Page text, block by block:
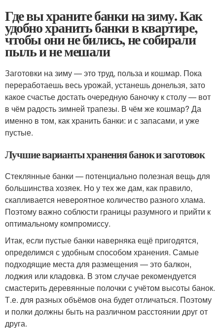
Где вы храните банки на зиму. Как
удобно хранить банки в квартире,
чтобы они не бились, не собирали
пыль и не мешали
Заготовки на зиму — это труд, польза и кошмар. Пока
переработаешь весь урожай, устанешь донельзя, зато
какое счастье достать очередную баночку к столу — вот
в чём радость зимней трапезы. В чём же кошмар? Да
именно в том, как хранить банки: и с запасами, и уже
пустые.
Лучшие варианты хранения банок и заготовок
Стеклянные банки — потенциально полезная вещь для
большинства хозяек. Но у тех же дам, как правило,
скапливается невероятное количество разного хлама.
Поэтому важно соблюсти границы разумного и прийти к
оптимальному компромиссу.
Итак, если пустые банки наверняка ещё пригодятся,
определимся с удобным способом хранения. Самые
подходящие места для размещения — это балкон,
лоджия или кладовка. В этом случае рекомендуется
смастерить деревянные полочки с учётом высоты банок.
Т.е. для разных объёмов она будет отличаться. Поэтому
и полки должны быть на различном расстоянии друг от
друга.